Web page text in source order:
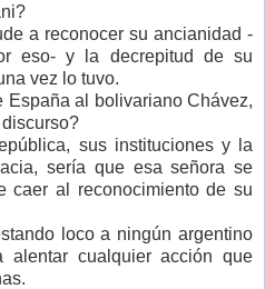
a reconocer su ancianidad -
eso- y la decrepitud de su
vez lo tuvo.
al bolivariano Chávez,
sus instituciones y la
sería que esa señora se
caer al reconocimiento de su
loco a ningún argentino
alentar cualquier acción que